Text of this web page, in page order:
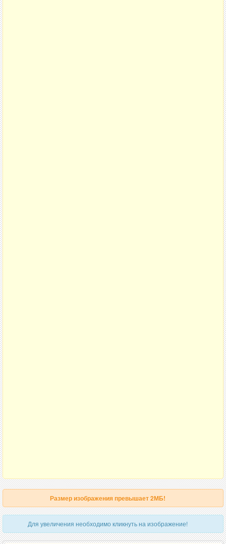
Размер изображения превышает 2МБ!
Для увеличения необходимо кликнуть на изображение!